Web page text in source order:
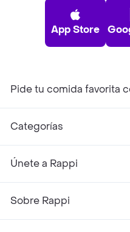
App Store
Pide tu comida favorita
Categorías
Únete a Rappi
Sobre Rappi